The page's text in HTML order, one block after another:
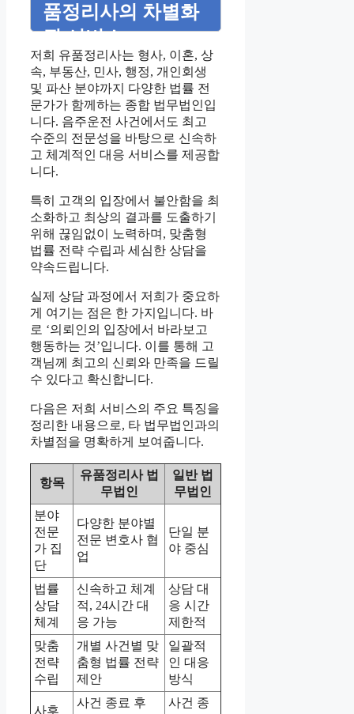
품정리사의 차별화
된 서비스
저희 유품정리사는 형사, 이혼, 상
속, 부동산, 민사, 행정, 개인회생
및 파산 분야까지 다양한 법률 전
문가가 함께하는 종합 법무법인입
니다. 음주운전 사건에서도 최고
수준의 전문성을 바탕으로 신속하
고 체계적인 대응 서비스를 제공합
니다.
특히 고객의 입장에서 불안함을 최
소화하고 최상의 결과를 도출하기
위해 끊임없이 노력하며, 맞춤형
법률 전략 수립과 세심한 상담을
약속드립니다.
실제 상담 과정에서 저희가 중요하
게 여기는 점은 한 가지입니다. 바
로 ‘의뢰인의 입장에서 바라보고
행동하는 것’입니다. 이를 통해 고
객님께 최고의 신뢰와 만족을 드릴
수 있다고 확신합니다.
다음은 저희 서비스의 주요 특징을
정리한 내용으로, 타 법무법인과의
차별점을 명확하게 보여줍니다.
항목
유품정리사 법
무법인
일반 법
무법인
분야
전문
가 집
단
다양한 분야별
전문 변호사 협
업
단일 분
야 중심
법률
상담
체계
신속하고 체계
적, 24시간 대
응 가능
상담 대
응 시간
제한적
맞춤
전략
수립
개별 사건별 맞
춤형 법률 전략
제안
일괄적
인 대응
방식
사후
사건 종료 후
사건 종